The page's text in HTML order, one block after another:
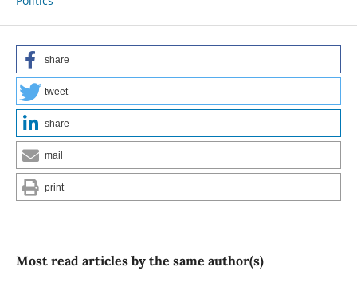
share
tweet
share
mail
print
Most read articles by the same author(s)